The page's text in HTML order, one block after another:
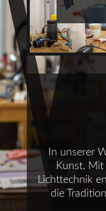
In unserer
Kunst.
Lichttechnik
die